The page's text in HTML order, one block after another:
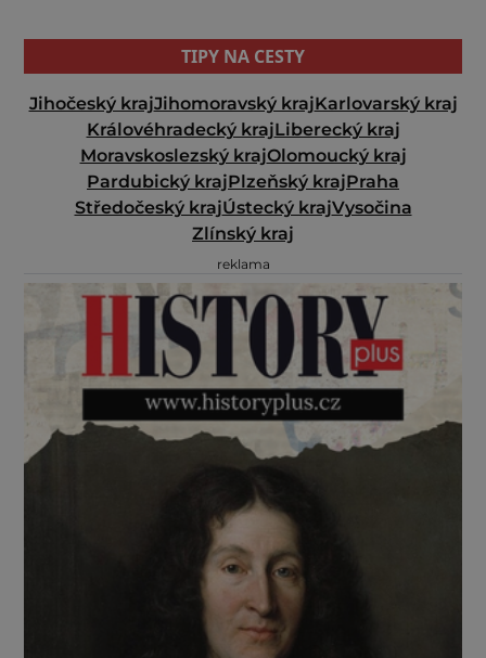
TIPY NA CESTY
Jihočeský krajJihomoravský krajKarlovarský kraj
Královéhradecký krajLiberecký kraj
Moravskoslezský krajOlomoucký kraj
Pardubický krajPlzeňský krajPraha
Středočeský krajÚstecký krajVysočina
Zlínský kraj
reklama